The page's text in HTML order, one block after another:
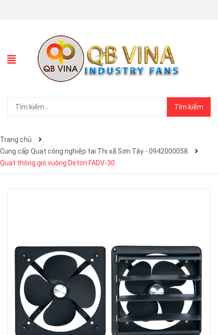
Tìm kiếm
Trang chủ
Cung cấp Quạt công nghiệp tại Thị xã Sơn Tây - 0942000058
Quạt thông gió vuông Deton FADV-30